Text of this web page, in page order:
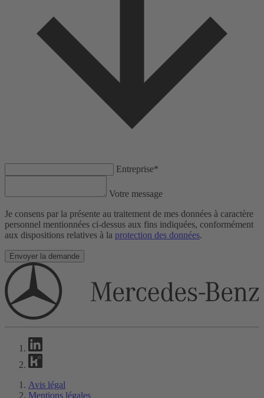
Entreprise*
Votre message
Je consens par la présente au traitement de mes données à caractère
personnel mentionnées ci-dessus aux fins indiquées, conformément
aux dispositions relatives à la protection des données.
Envoyer la demande
Avis légal
Mentions légales